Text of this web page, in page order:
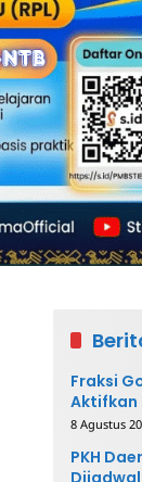
Fraksi
Aktifkan
8 Agustus
PKH